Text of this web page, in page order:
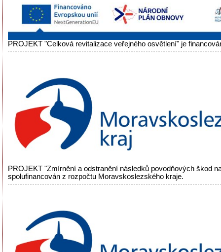
PROJEKT "Celková revitalizace veřejného osvětlení" je
PROJEKT "Zmírnění a odstranění následků povodňových škod
spolufinancován z rozpočtu Moravskoslezského kraje.